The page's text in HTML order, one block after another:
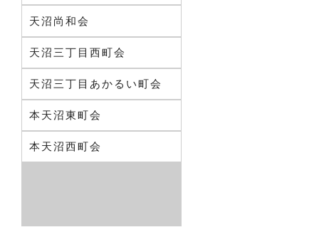
天沼尚和会
天沼三丁目西町会
天沼三丁目あかるい町会
本天沼東町会
本天沼西町会